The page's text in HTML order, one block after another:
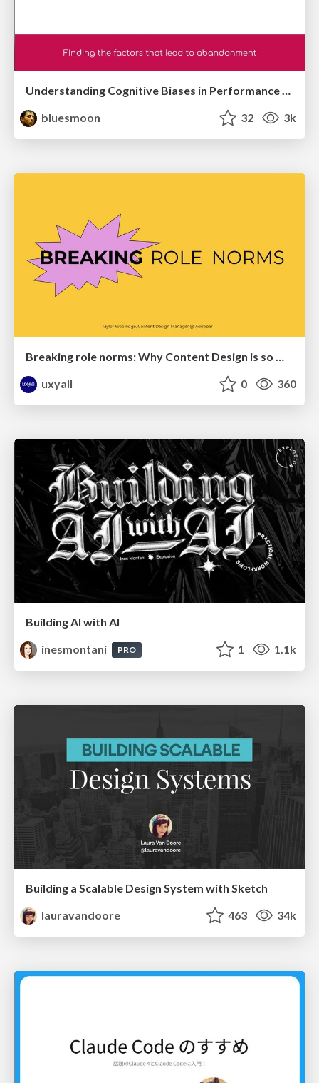
Understanding Cognitive Biases in Performance Measurement
bluesmoon
32 3k
Breaking role norms: Why Content Design is so much more than writing copy - Taylor Woolridge
uxyall
0 360
Building AI with AI
inesmontani
PRO 1 1.1k
Building a Scalable Design System with Sketch
lauravandoore
463 34k